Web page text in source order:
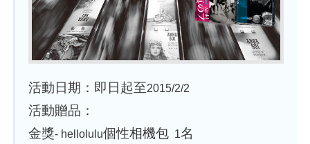
活動日期：即日起至2015/2/2
活動贈品：
金獎- hellolulu個性相機包1名